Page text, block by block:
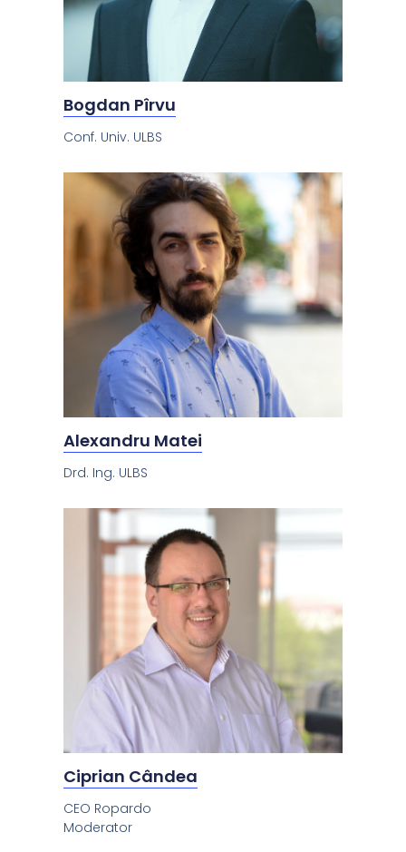
Bogdan Pîrvu
Conf. Univ. ULBS
Alexandru Matei
Drd. Ing. ULBS
Ciprian Cândea
CEO Ropardo
Moderator